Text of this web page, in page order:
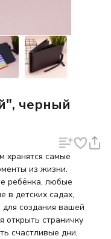
черный
хранятся самые
из жизни.
ребёнка, любые
в детских садах,
создания вашей
открыть страничку
счастливые дни,